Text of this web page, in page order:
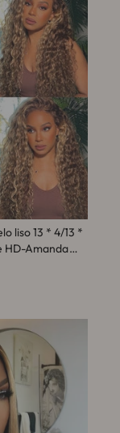
liso 13 * 4/13 *
HD-Amanda